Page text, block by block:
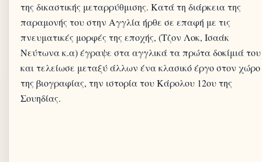
της δικαστικής μεταρρύθμισης. Κατά τη διάρκεια της
παραμονής του στην Αγγλία ήρθε σε επαφή με τις
πνευματικές μορφές της εποχής, (Τζον Λοκ, Ισαάκ
Νεύτωνα κ.α) έγραψε στα αγγλικά τα πρώτα δοκίμιά του
και τελείωσε μεταξύ άλλων ένα κλασικό έργο στον χώρο
της βιογραφίας, την ιστορία του Κάρολου 12ου της
Σουηδίας.